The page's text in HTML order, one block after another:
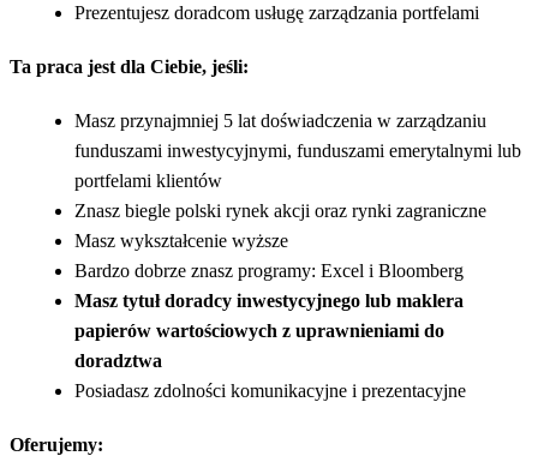
Prezentujesz doradcom usługę zarządzania portfelami
Ta praca jest dla Ciebie, jeśli:
Masz przynajmniej 5 lat doświadczenia w zarządzaniu
funduszami inwestycyjnymi, funduszami emerytalnymi lub
portfelami klientów
Znasz biegle polski rynek akcji oraz rynki zagraniczne
Masz wykształcenie wyższe
Bardzo dobrze znasz programy: Excel i Bloomberg
Masz tytuł doradcy inwestycyjnego lub maklera
papierów wartościowych z uprawnieniami do
doradztwa
Posiadasz zdolności komunikacyjne i prezentacyjne
Oferujemy: